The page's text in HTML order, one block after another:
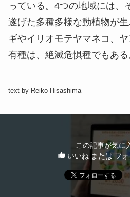
っている。4つの地域には、
遂げた多種多様な動植物が
ギやイリオモテヤマネコ、
有種は、絶滅危惧種でもある
text by Reiko Hisashima
この記事が気に
いいね または フ